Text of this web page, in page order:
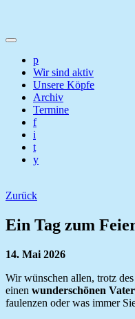
p
Wir sind aktiv
Unsere Köpfe
Archiv
Termine
f
i
t
y
Zurück
Ein Tag zum
14. Mai 2026
Wir wünschen allen, trotz
einen wunderschönen
faulenzen oder was immer